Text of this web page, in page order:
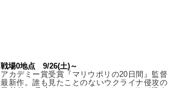
戦場0地点 9/26(土)～
アカデミー賞受賞『マリウポリの20日間』監督
最新作。誰も見たことのないウクライナ侵攻の